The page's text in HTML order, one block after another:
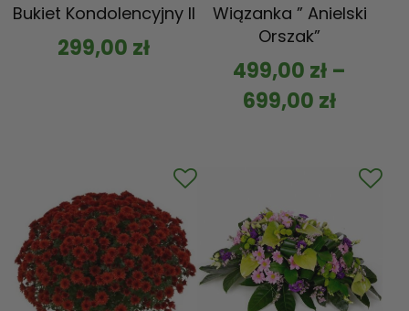
Bukiet Kondolencyjny II
299,00 zł
Wiązanka ” Anielski
Orszak”
499,00 zł –
699,00 zł